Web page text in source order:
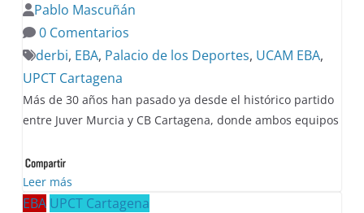
Pablo Mascuñán
0 Comentarios
derbi, EBA, Palacio de los Deportes, UCAM EBA,
UPCT Cartagena
Más de 30 años han pasado ya desde el histórico partido
entre Juver Murcia y CB Cartagena, donde ambos equipos
Leer más
EBA UPCT Cartagena